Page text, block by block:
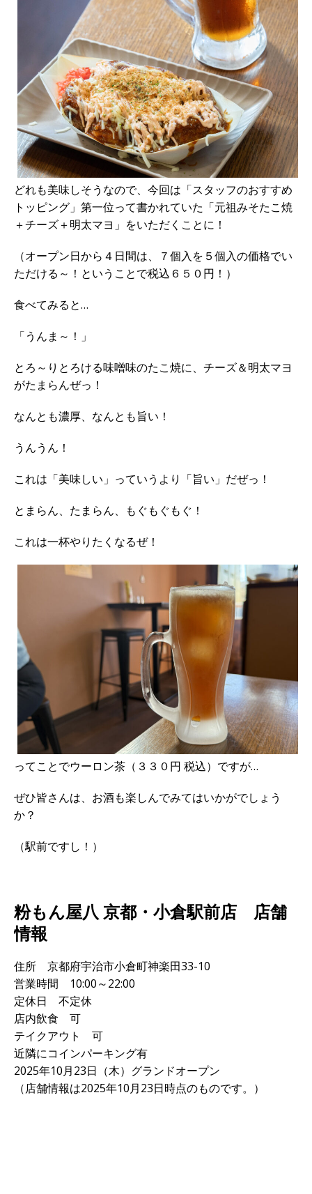
どれも美味しそうなので、今回は「スタッフのおすすめ
トッピング」第一位って書かれていた「元祖みそたこ焼
＋チーズ＋明太マヨ」をいただくことに！
（オープン日から４日間は、７個入を５個入の価格でい
ただける～！ということで税込６５０円！）
食べてみると…
「うんま～！」
とろ～りとろける味噌味のたこ焼に、チーズ＆明太マヨ
がたまらんぜっ！
なんとも濃厚、なんとも旨い！
うんうん！
これは「美味しい」っていうより「旨い」だぜっ！
とまらん、たまらん、もぐもぐもぐ！
これは一杯やりたくなるぜ！
ってことでウーロン茶（３３０円 税込）ですが…
ぜひ皆さんは、お酒も楽しんでみてはいかがでしょう
か？
（駅前ですし！）
粉もん屋八 京都・小倉駅前店 店舗
情報
住所 京都府宇治市小倉町神楽田33-10
営業時間 10:00～22:00
定休日 不定休
店内飲食 可
テイクアウト 可
近隣にコインパーキング有
2025年10月23日（木）グランドオープン
（店舗情報は2025年10月23日時点のものです。）